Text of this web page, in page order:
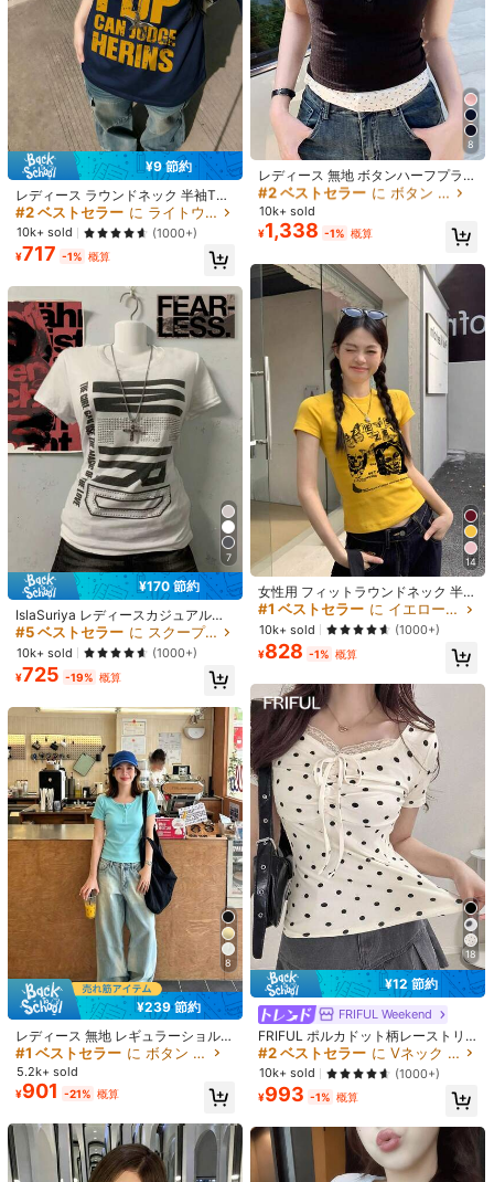
6
#韓国スタイル
レディース カジュアル プレーン Vネ
ック 半袖 Tシャツ、夏 ホワイト
売り切れ間近！
6.7k+ sold
¥1,227 -1% 概算
6
Attitoon
Attitoon レディース 夏 カジュアル 万
能 無地 半袖Tシャツ
#6 ベストセラー
売り切れ間近！
#6 ベストセラー に 新しい 女性用Tシャツ
売り切れ間近！
#6 ベストセラー に 新しい 女性用Tシャツ
売り切れ間近！
#6 ベストセラー に 新しい 女性用Tシャツ
売り切れ間近！
700+ sold
1,751
¥12 節約
MJYY
アメリカンスタイル ショートスリー
ブ クルーネック フィットTシャツ レ
ディース ホワイト 春夏カジュアル
売り切れ間近！
7.6k+ sold
(1000+)
901 -1% 概算
レディース 無地 レギュラーショルダ
ー 半袖Tシャツ ラウンドネック スリ
ムフィット 美シルエット 伸縮性 軽
量 通気性 快適素材 夏用 万能 オール
マッチ トップス
売り切れ間近！
2.7k+ sold
(1000+)
¥1,111 -1% 概算
#1 ベストセラー に 刺繍 オフィスブラウス
¥9 節約
レディース ラウンドネック 半袖Tシ
ャツ 夏新作 レタープリント ファッ
ション カジュアル 万能 ルーズフィ
ット トップス
#2 ベストセラー に ライトウェイト 女性用トップス、ブラウス、Tシャツ
売り切れ間近！
#2 ベストセラー に ライトウェイト 女性用トップス、ブラウス、Tシャツ
売り切れ間近！
#2 ベストセラー に ライトウェイト 女性用トップス、ブラウス、Tシャツ
売り切れ間近！
#2 ベストセラー
売り切れ間近！
10k+ sold (1000+)
¥717 -1% 概算
7
¥170 節約
IslaSuriya レディースカジュアルス
ローガンプリントラインストーンシ
ョートスリーブTシャツ
#5 ベストセラー に スクープネック 女性用トップス、ブラウス、Tシャツ
売り切れ間近！
#5 ベストセラー に スクープネック 女性用トップス、ブラウス、Tシャツ
売り切れ間近！
#5 ベストセラー に スクープネック 女性用トップス、ブラウス、Tシャツ
売り切れ間近！
#5 ベストセラー
売り切れ間近！
10k+ sold (1000+)
¥725 -19% 概算
8
¥239 節約
レディース 無地 レギュラーショルダ
ー 半袖Tシャツ ラウンドネック スリ
ムフィット 美シルエット 伸縮性 軽
量 通気性 快適素材 夏用 万能 オール
マッチ トップス
#1 ベストセラー に ボタン 女性用Tシャツ
売り切れ間近！
#1 ベストセラー に ボタン 女性用Tシャツ
売り切れ間近！
#1 ベストセラー に ボタン 女性用Tシャツ
売り切れ間近！
#1 ベストセラー
売り切れ間近！
5.2k+ sold
¥901 -21% 概算
8
レディース 無地 ボタンハーフプラケ
ット 半袖 カジュアルTシャツ 夏 ブ
ラック エフォートレススタイル
#2 ベストセラー
売り切れ間近！
#2 ベストセラー に ボタン 女性用Tシャツ
売り切れ間近！
#2 ベストセラー に ボタン 女性用Tシャツ
売り切れ間近！
#2 ベストセラー
売り切れ間近！
10k+ sold
¥1,338 -1% 概算
14
女性用 フィットラウンドネック 半袖
Tシャツ、夏 アメリカンスパイシー
ヴィンテージスタイル 多用途カジュ
アルトップス イエロー
#1 ベストセラー に イエロー ベーシックなカジュアルTシャツ
売り切れ間近！
#1 ベストセラー に イエロー ベーシックなカジュアルTシャツ
売り切れ間近！
#1 ベストセラー に イエロー ベーシックなカジュアルTシャツ
売り切れ間近！
#1 ベストセラー
売り切れ間近！
10k+ sold (1000+)
¥828 -1% 概算
18
¥12 節約
FRIFUL Weekend
FRIFUL ポルカドット柄レーストリ
ム付き タイフロントTシャツ、夏用
グラフィックTシャツ(レディース)
#2 ベストセラー に Vネック 女性用トップス、ブラウス、Tシャツ
売り切れ間近！
#2 ベストセラー に Vネック 女性用トップス、ブラウス、Tシャツ
売り切れ間近！
#2 ベストセラー に Vネック 女性用トップス、ブラウス、Tシャツ
売り切れ間近！
#2 ベストセラー
売り切れ間近！
10k+ sold (1000+)
¥993 -1% 概算